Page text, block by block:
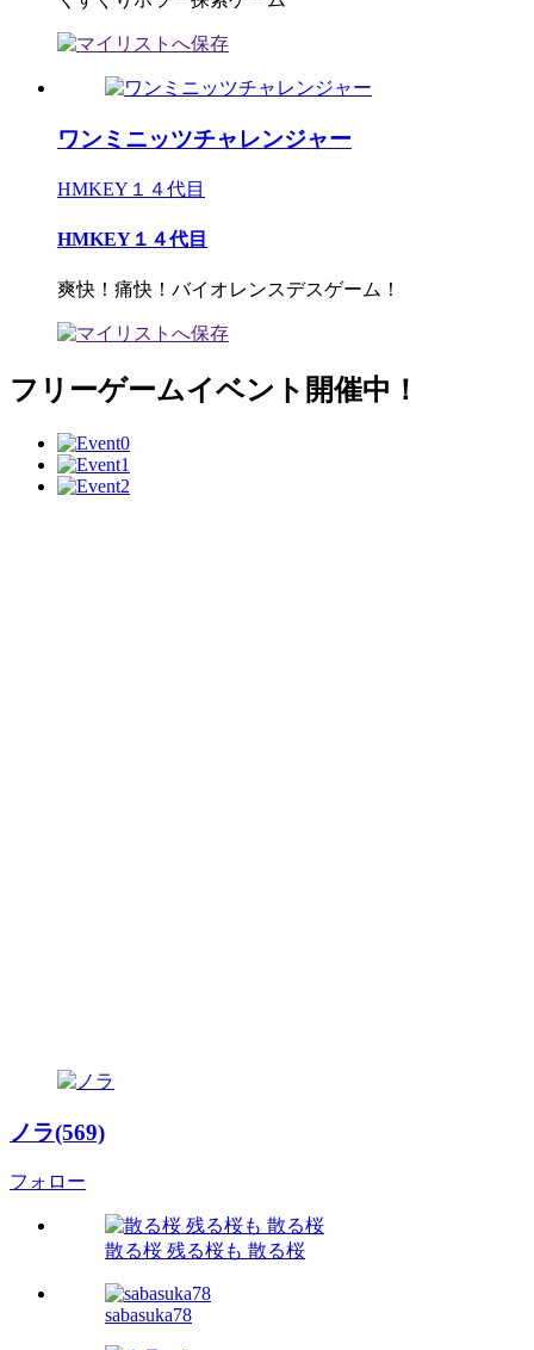
ワンミニッツチャレンジャー
HMKEY１４代目
HMKEY１４代目
爽快！痛快！バイオレンスデスゲーム！
フリーゲームイベント開催中！
ノラ(569)
フォロー
散る桜 残る桜も 散る桜
sabasuka78